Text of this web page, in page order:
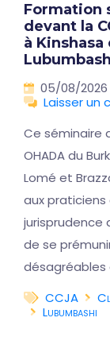
Formation
devant la
à Kinshasa
05/08/2026
Laisser un
Ce séminaire
OHADA du
Lomé et
aux praticiens
jurisprudence
de se
désagréables
CCJA
Lubumbashi